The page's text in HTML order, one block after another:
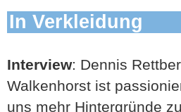
In Verkleidung
Interview: Dennis
Walkenhorst ist
uns mehr Hintergründe